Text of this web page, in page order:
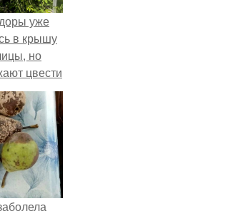
уже
в крышу
но
цвести